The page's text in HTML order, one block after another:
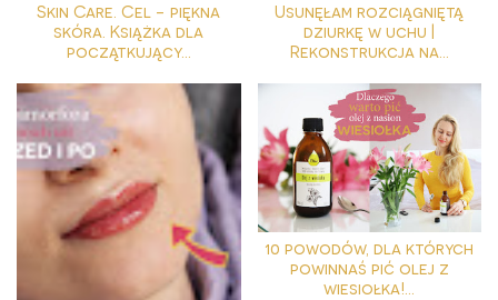
Skin Care. Cel - piękna
skóra. Książka dla
początkujący...
Usunęłam rozciągniętą
dziurkę w uchu |
Rekonstrukcja na...
10 powodów, dla których
powinnaś pić olej z
wiesiołka!...